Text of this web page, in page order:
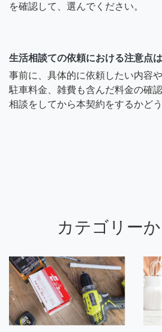
を確認して、選んでください。
生活相談ての依頼における注意点
事前に、具体的に依頼したい内容
駐車料金、雑費も含んだ料金の確
相談をしてから本契約をするかど
カテゴリー